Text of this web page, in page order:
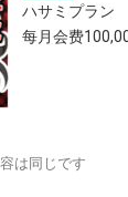
ハサミプラン
每月会费
は同じです